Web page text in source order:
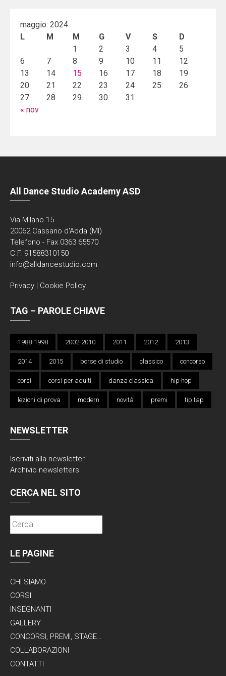
maggio: 2024
L
M M G V S D
« nov
1 2 3 4
5
6
7 8 9 10 11
12
13
14 15 16 17 18
19
20
21 22 23 24 25
26
27
28 29 30 31
All Dance Studio Academy ASD
Via Milano 15
20062 Cassano d'Adda (MI)
Telefono - Fax 0363 65570
C.F. 91588310150
info@alldancestudio.com
Privacy | Cookie Policy
TAG – PAROLE CHIAVE
1988-1998 2002-2010 2011 2012 2013
2014 2015 borse di studio classico concorso
corsi corsi per adulti danza classica hip hop
lezioni di prova modern novità premi tip tap
NEWSLETTER
Iscriviti alla newsletter
Archivio newsletters
CERCA NEL SITO
Ricerca
per:
LE PAGINE
CHI SIAMO
CORSI
INSEGNANTI
GALLERY
CONCORSI, PREMI, STAGE…
COLLABORAZIONI
CONTATTI